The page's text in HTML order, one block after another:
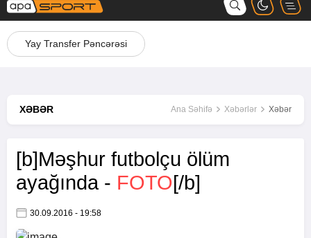
Yay Transfer Pəncərəsi
XƏBƏR Ana Səhifə Xəbərlər Xəbər
[b]Məşhur futbolçu ölüm
ayağında - FOTO[/b]
30.09.2016 - 19:58